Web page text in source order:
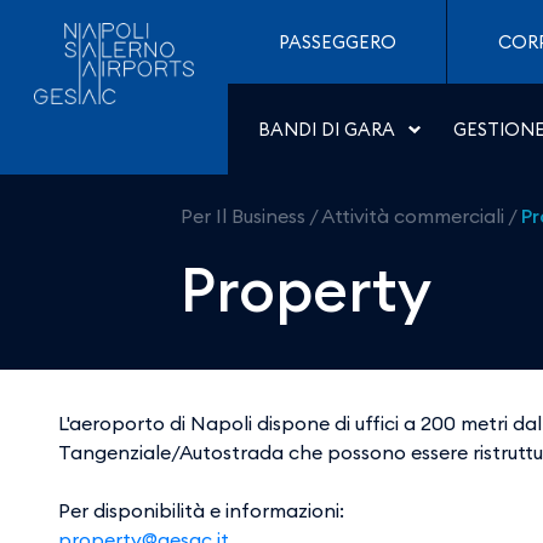
Salta al contenuto
Property - Aeroporti di
PASSEGGERO
BANDI DI GARA
Per Il Business /Attività commerciali /
Property
L'aeroporto di Napoli dispone di uffici a 200 metri
Tangenziale/Autostrada che possono essere
Per disponibilità e informazioni: